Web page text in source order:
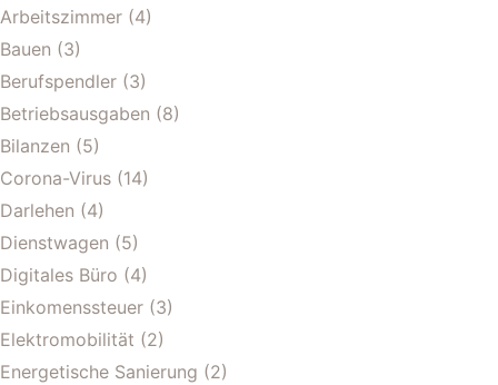
Arbeitszimmer (4)
Bauen (3)
Berufspendler (3)
Betriebsausgaben (8)
Bilanzen (5)
Corona-Virus (14)
Darlehen (4)
Dienstwagen (5)
Digitales Büro (4)
Einkomenssteuer (3)
Elektromobilität (2)
Energetische Sanierung (2)